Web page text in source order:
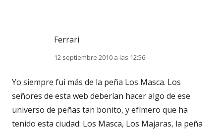
Ferrari
12 septiembre 2010 a las 12:56
Yo siempre fui más de la peña Los Masca. Los
señores de esta web deberían hacer algo de ese
universo de peñas tan bonito, y efímero que ha
tenido esta ciudad: Los Masca, Los Majaras, la peña